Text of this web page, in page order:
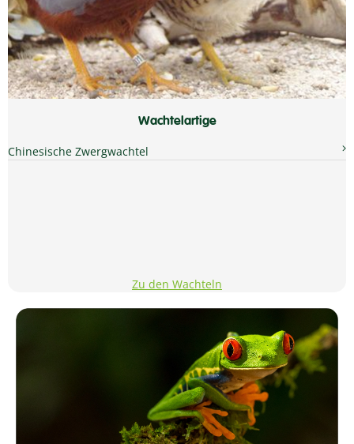
Wachtelartige
Chinesische Zwergwachtel
Zu den Wachteln